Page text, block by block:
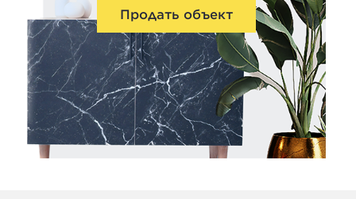
Продать объект